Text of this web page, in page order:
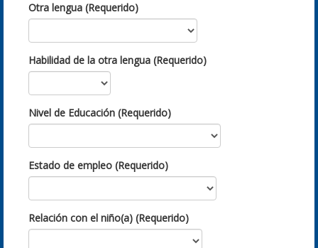
Otra lengua (Requerido)
Habilidad de la otra lengua (Requerido)
Nivel de Educación (Requerido)
Estado de empleo (Requerido)
Relación con el niño(a) (Requerido)